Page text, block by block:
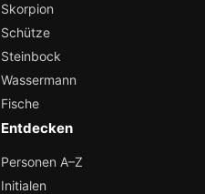
Skorpion
Schütze
Steinbock
Wassermann
Fische
Entdecken
Personen A–Z
Initialen